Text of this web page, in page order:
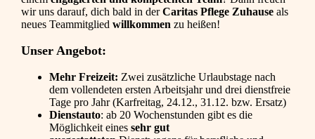
wir uns darauf, dich bald in derCaritas Pflege Zuhause als
neues Teammitglied willkommen zu heißen!
Unser Angebot:
Mehr Freizeit: Zwei zusätzliche Urlaubstage nach
dem vollendeten ersten Arbeitsjahr und drei dienstfreie
Tage pro Jahr (Karfreitag, 24.12., 31.12. bzw. Ersatz)
Dienstauto: ab 20 Wochenstunden gibt es die
Möglichkeit eines sehr gut